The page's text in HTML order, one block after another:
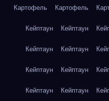
Картофель Картофель
Кейптаун Кейптаун
Кейптаун Кейптаун
Кейптаун Кейптаун
Кейптаун Кейптаун